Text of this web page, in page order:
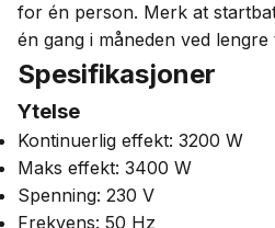
for én person. Merk at
én gang i måneden ved lengre
Spesifikasjoner
Ytelse
Kontinuerlig effekt: 3200 W
Maks effekt: 3400 W
Spenning: 230 V
Frekvens: 50 Hz